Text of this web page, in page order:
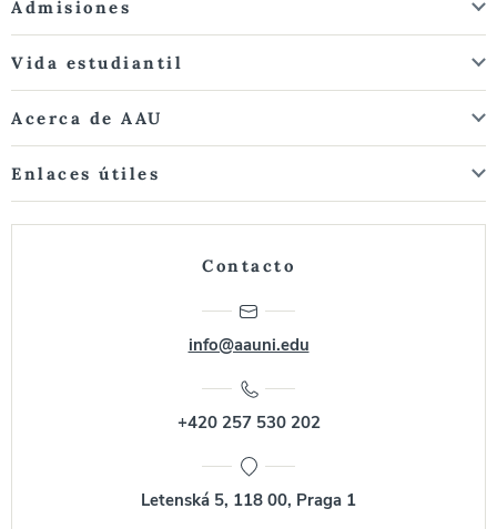
Admisiones
Vida estudiantil
Acerca de AAU
Enlaces útiles
Contacto
info@aauni.edu
+420 257 530 202
Letenská 5, 118 00, Praga 1